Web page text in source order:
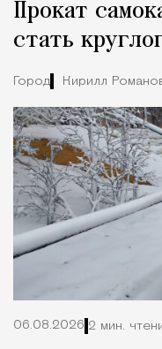
Город
Прокат
стать
Город Кирилл
06.08.2026 2 мин.